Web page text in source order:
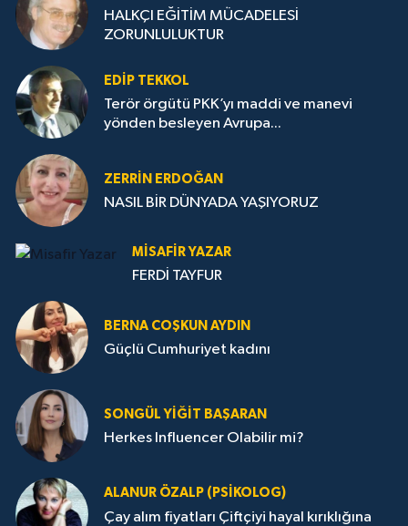
HALKÇI EĞİTİM MÜCADELESİ
ZORUNLULUKTUR
EDIP TEKKOL
Terör örgütü PKK’yı maddi ve manevi
yönden besleyen Avrupa...
ZERRIN ERDOĞAN
NASIL BİR DÜNYADA YAŞIYORUZ
MISAFIR YAZAR
FERDİ TAYFUR
BERNA COŞKUN AYDIN
Güçlü Cumhuriyet kadını
SONGÜL YIĞIT BAŞARAN
Herkes Influencer Olabilir mi?
ALANUR ÖZALP (PSIKOLOG)
Çay alım fiyatları Çiftçiyi hayal kırıklığına